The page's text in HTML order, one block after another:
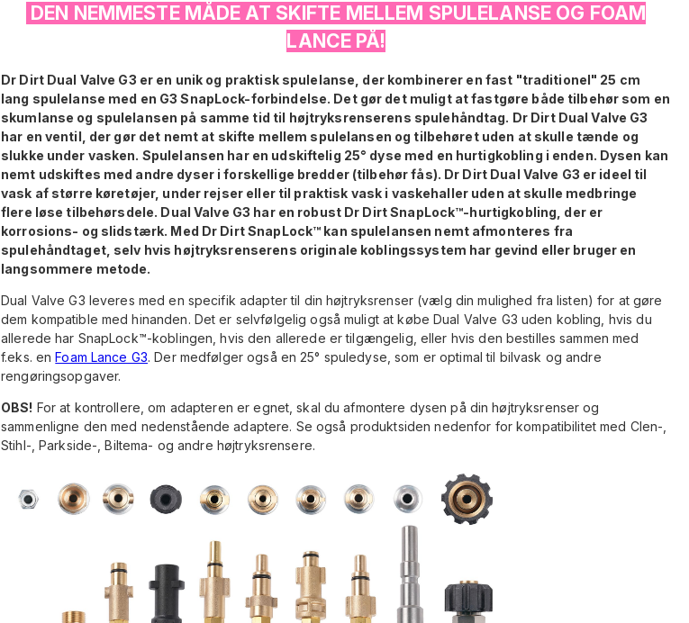
DEN NEMMESTE MÅDE AT SKIFTE MELLEM SPULELANSE OG FOAM
LANCE PÅ!
Dr Dirt Dual Valve G3 er en unik og praktisk spulelanse, der kombinerer en fast "traditionel" 25 cm
lang spulelanse med en G3 SnapLock-forbindelse. Det gør det muligt at fastgøre både tilbehør som en
skumlanse og spulelansen på samme tid til højtryksrenserens spulehåndtag. Dr Dirt Dual Valve G3
har en ventil, der gør det nemt at skifte mellem spulelansen og tilbehøret uden at skulle tænde og
slukke under vasken. Spulelansen har en udskiftelig 25° dyse med en hurtigkobling i enden. Dysen kan
nemt udskiftes med andre dyser i forskellige bredder (tilbehør fås). Dr Dirt Dual Valve G3 er ideel til
vask af større køretøjer, under rejser eller til praktisk vask i vaskehaller uden at skulle medbringe
flere løse tilbehørsdele. Dual Valve G3 har en robust Dr Dirt SnapLock™-hurtigkobling, der er
korrosions- og slidstærk. Med Dr Dirt SnapLock™ kan spulelansen nemt afmonteres fra
spulehåndtaget, selv hvis højtryksrenserens originale koblingssystem har gevind eller bruger en
langsommere metode.
Dual Valve G3 leveres med en specifik adapter til din højtryksrenser (vælg din mulighed fra listen) for at gøre
dem kompatible med hinanden. Det er selvfølgelig også muligt at købe Dual Valve G3 uden kobling, hvis du
allerede har SnapLock™-koblingen, hvis den allerede er tilgængelig, eller hvis den bestilles sammen med
f.eks. enFoam Lance G3. Der medfølger også en 25° spuledyse, som er optimal til bilvask og andre
rengøringsopgaver.
OBS! For at kontrollere, om adapteren er egnet, skal du afmontere dysen på din højtryksrenser og
sammenligne den med nedenstående adaptere. Se også produktsiden nedenfor for kompatibilitet med Clen-,
Stihl-, Parkside-, Biltema- og andre højtryksrensere.